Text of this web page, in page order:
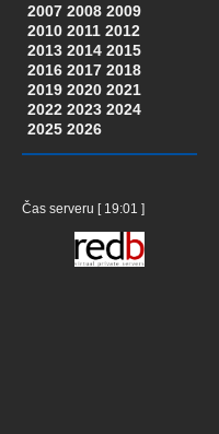
2007 2008 2009
2010 2011 2012
2013 2014 2015
2016 2017 2018
2019 2020 2021
2022 2023 2024
2025 2026
Čas serveru [ 19:01 ]